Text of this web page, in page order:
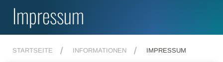
Impressum
STARTSEITE INFORMATIONEN IMPRESSUM